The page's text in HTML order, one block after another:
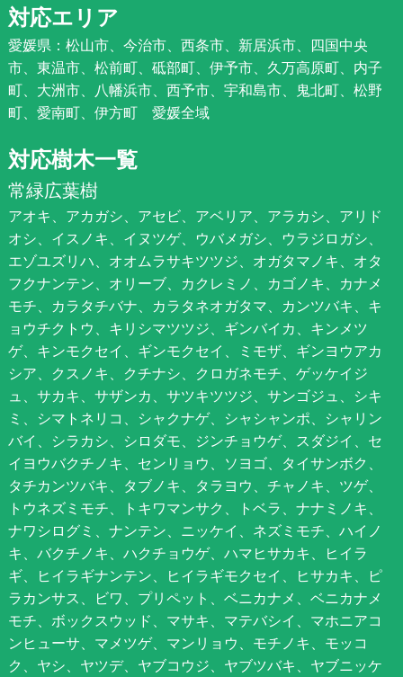
対応エリア
愛媛県：松山市、今治市、西条市、新居浜市、四国中央
市、東温市、松前町、砥部町、伊予市、久万高原町、内子
町、大洲市、八幡浜市、西予市、宇和島市、鬼北町、松野
町、愛南町、伊方町 愛媛全域
対応樹木一覧
常緑広葉樹
アオキ、アカガシ、アセビ、アベリア、アラカシ、アリド
オシ、イスノキ、イヌツゲ、ウバメガシ、ウラジロガシ、
エゾユズリハ、オオムラサキツツジ、オガタマノキ、オタ
フクナンテン、オリーブ、カクレミノ、カゴノキ、カナメ
モチ、カラタチバナ、カラタネオガタマ、カンツバキ、キ
ョウチクトウ、キリシマツツジ、ギンバイカ、キンメツ
ゲ、キンモクセイ、ギンモクセイ、ミモザ、ギンヨウアカ
シア、クスノキ、クチナシ、クロガネモチ、ゲッケイジ
ュ、サカキ、サザンカ、サツキツツジ、サンゴジュ、シキ
ミ、シマトネリコ、シャクナゲ、シャシャンポ、シャリン
バイ、シラカシ、シロダモ、ジンチョウゲ、スダジイ、セ
イヨウバクチノキ、センリョウ、ソヨゴ、タイサンボク、
タチカンツバキ、タブノキ、タラヨウ、チャノキ、ツゲ、
トウネズミモチ、トキワマンサク、トベラ、ナナミノキ、
ナワシログミ、ナンテン、ニッケイ、ネズミモチ、ハイノ
キ、バクチノキ、ハクチョウゲ、ハマヒサカキ、ヒイラ
ギ、ヒイラギナンテン、ヒイラギモクセイ、ヒサカキ、ピ
ラカンサス、ビワ、プリペット、ベニカナメ、ベニカナメ
モチ、ボックスウッド、マサキ、マテバシイ、マホニアコ
ンヒューサ、マメツゲ、マンリョウ、モチノキ、モッコ
ク、ヤシ、ヤツデ、ヤブコウジ、ヤブツバキ、ヤブニッケ